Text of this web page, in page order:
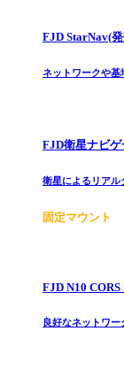
FJD StarNav(
ネットワークや基
FJD衛星ナビ
衛星によるリアル
固定マウント
FJD N10 CORS
良好なネットワー